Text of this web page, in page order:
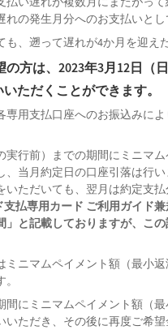
の発生月分へのお支払いとし
、遡って遅れが4か月を迎え
方は、2023年3月12日（
ただくことができます。
用支払口座へのお振込みに
実行前）までの期間にミニマ
当月約定日の口座引落は行
いただいても、翌月は約定支
払専用カード ご利用ガイド
と記載しておりますが、こ
ミニマムペイメント額（最小
間にミニマムペイメント額（
ただき、その後に再度ご希